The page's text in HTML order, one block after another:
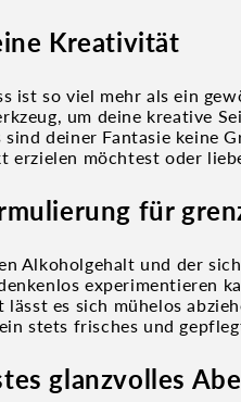
Kreativität
ist so viel mehr als ein
um deine kreative
deiner Fantasie keine
erzielen möchtest oder
für
Alkoholgehalt und der
experimentieren
lässt es sich mühelos
stets frisches und
glanzvolles